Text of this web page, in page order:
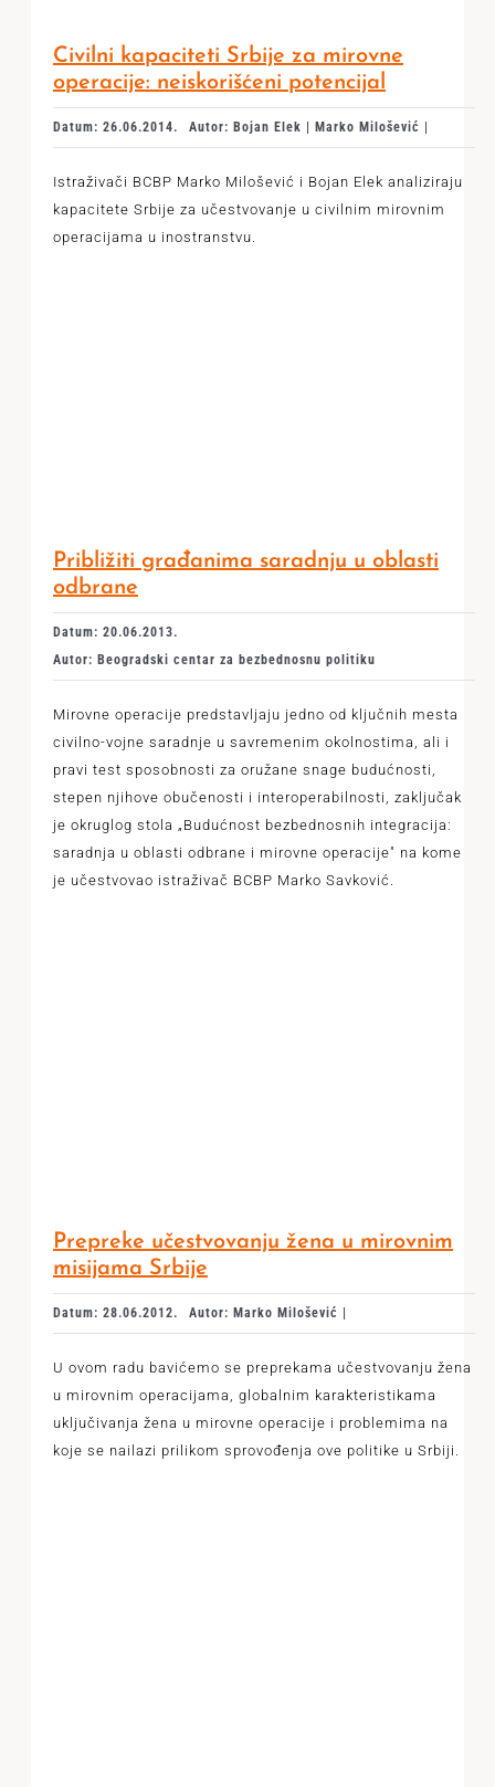
Civilni kapaciteti Srbije za mirovne
operacije: neiskorišćeni potencijal
Datum: 26.06.2014. Autor: Bojan Elek | Marko Milošević |
Istraživači BCBP Marko Milošević i Bojan Elek analiziraju
kapacitete Srbije za učestvovanje u civilnim mirovnim
operacijama u inostranstvu.
Približiti građanima saradnju u oblasti
odbrane
Datum: 20.06.2013.
Autor: Beogradski centar za bezbednosnu politiku
Mirovne operacije predstavljaju jedno od ključnih mesta
civilno-vojne saradnje u savremenim okolnostima, ali i
pravi test sposobnosti za oružane snage budućnosti,
stepen njihove obučenosti i interoperabilnosti, zaključak
je okruglog stola „Budućnost bezbednosnih integracija:
saradnja u oblasti odbrane i mirovne operacije" na kome
je učestvovao istraživač BCBP Marko Savković.
Prepreke učestvovanju žena u mirovnim
misijama Srbije
Datum: 28.06.2012. Autor: Marko Milošević |
U ovom radu bavićemo se preprekama učestvovanju žena
u mirovnim operacijama, globalnim karakteristikama
uključivanja žena u mirovne operacije i problemima na
koje se nailazi prilikom sprovođenja ove politike u Srbiji.